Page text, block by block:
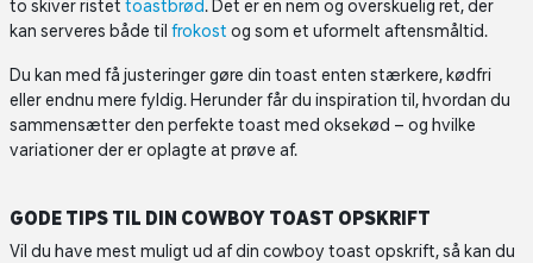
to skiver ristet toastbrød. Det er en nem og overskuelig ret, der
kan serveres både til frokost og som et uformelt aftensmåltid.
Du kan med få justeringer gøre din toast enten stærkere, kødfri
eller endnu mere fyldig. Herunder får du inspiration til, hvordan du
sammensætter den perfekte toast med oksekød – og hvilke
variationer der er oplagte at prøve af.
GODE TIPS TIL DIN COWBOY TOAST OPSKRIFT
Vil du have mest muligt ud af din cowboy toast opskrift, så kan du